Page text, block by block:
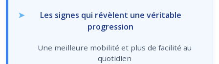
Les signes qui révèlent une véritable
progression
Une meilleure mobilité et plus de facilité au
quotidien